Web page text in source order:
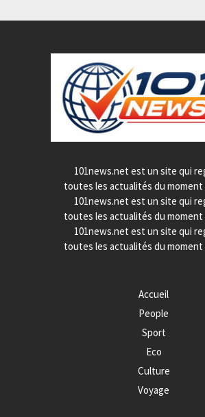
101news.net est un site qui
toutes les actualités du
101news.net est un site qui
toutes les actualités du
101news.net est un site qui
toutes les actualités du
Accueil
People
Sport
Eco
Culture
Voyage